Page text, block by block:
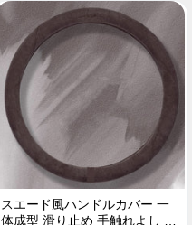
スエード風ハンドルカバー 一
体成型 滑り止め 手触れよし 吸